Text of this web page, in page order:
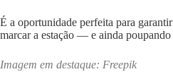
É a oportunidade perfeita para
marcar a estação — e ainda poupando
Imagem em destaque: Freepik